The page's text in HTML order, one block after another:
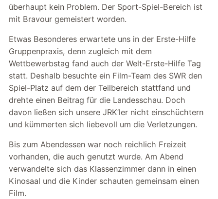
überhaupt kein Problem. Der Sport-Spiel-Bereich ist
mit Bravour gemeistert worden.
Etwas Besonderes erwartete uns in der Erste-Hilfe
Gruppenpraxis, denn zugleich mit dem
Wettbewerbstag fand auch der Welt-Erste-Hilfe Tag
statt. Deshalb besuchte ein Film-Team des SWR den
Spiel-Platz auf dem der Teilbereich stattfand und
drehte einen Beitrag für die Landesschau. Doch
davon ließen sich unsere JRK’ler nicht einschüchtern
und kümmerten sich liebevoll um die Verletzungen.
Bis zum Abendessen war noch reichlich Freizeit
vorhanden, die auch genutzt wurde. Am Abend
verwandelte sich das Klassenzimmer dann in einen
Kinosaal und die Kinder schauten gemeinsam einen
Film.